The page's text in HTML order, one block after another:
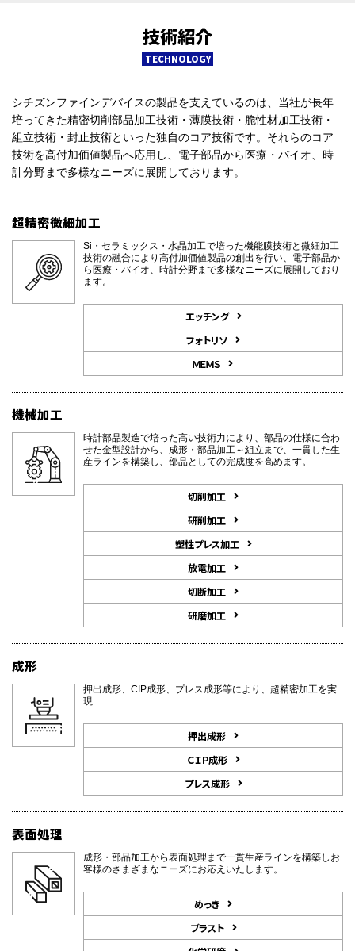
技術紹介
TECHNOLOGY
シチズンファインデバイスの製品を支えているのは、当社が長年
培ってきた精密切削部品加工技術・薄膜技術・脆性材加工技術・
組立技術・封止技術といった独自のコア技術です。それらのコア
技術を高付加価値製品へ応用し、電子部品から医療・バイオ、時
計分野まで多様なニーズに展開しております。
超精密微細加工
Si・セラミックス・水晶加工で培った機能膜技術と微細加工
技術の融合により高付加価値製品の創出を行い、電子部品か
ら医療・バイオ、時計分野まで多様なニーズに展開しており
ます。
エッチング
フォトリソ
ＭＥＭＳ
機械加工
時計部品製造で培った高い技術力により、部品の仕様に合わ
せた金型設計から、成形・部品加工～組立まで、一貫した生
産ラインを構築し、部品としての完成度を高めます。
切削加工
研削加工
塑性プレス加工
放電加工
切断加工
研磨加工
成形
押出成形、CIP成形、プレス成形等により、超精密加工を実
現
押出成形
ＣＩＰ成形
プレス成形
表面処理
成形・部品加工から表面処理まで一貫生産ラインを構築しお
客様のさまざまなニーズにお応えいたします。
めっき
ブラスト